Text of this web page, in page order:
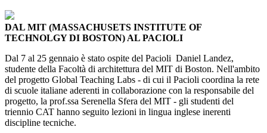
DAL MIT (MASSACHUSETS INSTITUTE OF
TECHNOLGY DI BOSTON) AL PACIOLI
Dal 7 al 25 gennaio è stato ospite del Pacioli Daniel Landez,
studente della Facoltà di architettura del MIT di Boston. Nell'ambito
del progetto Global Teaching Labs - di cui il Pacioli coordina la rete
di scuole italiane aderenti in collaborazione con la responsabile del
progetto, la prof.ssa Serenella Sfera del MIT - gli studenti del
triennio CAT hanno seguito lezioni in lingua inglese inerenti
discipline tecniche.